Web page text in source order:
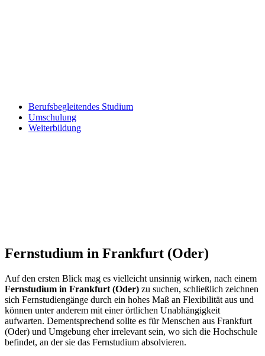
Berufsbegleitendes Studium
Umschulung
Weiterbildung
Fernstudium in Frankfurt (Oder)
Auf den ersten Blick mag es vielleicht unsinnig wirken, nach einem
Fernstudium in Frankfurt (Oder) zu suchen, schließlich zeichnen
sich Fernstudiengänge durch ein hohes Maß an Flexibilität aus und
können unter anderem mit einer örtlichen Unabhängigkeit
aufwarten. Dementsprechend sollte es für Menschen aus Frankfurt
(Oder) und Umgebung eher irrelevant sein, wo sich die Hochschule
befindet, an der sie das Fernstudium absolvieren.